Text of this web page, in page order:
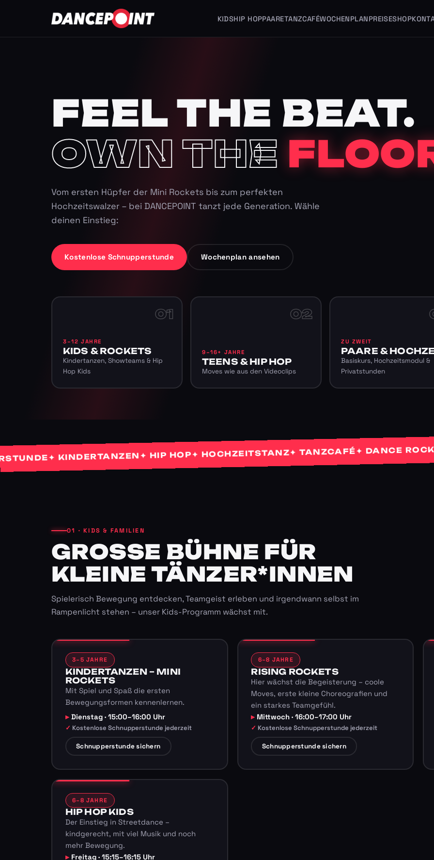
KIDSHIP HOPPAARETANZCAFÉWOCHENPLANPREISESHOP
FEEL THE BEAT.
OWN THE
Vom ersten Hüpfer der Mini Rockets bis zum perfekten
Hochzeitswalzer – bei DANCEPOINT tanzt jede Generation. Wähle
deinen Einstieg:
Kostenlose Schnupperstunde Wochenplan ansehen
01
3–12 JAHRE
KIDS & ROCKETS
Kindertanzen, Showteams & Hip
Hop Kids
02
9–16+ JAHRE
TEENS & HIP HOP
Moves wie aus den Videoclips
ZU ZWEIT
PAARE &
Basiskurs, Hochzeitsmodul &
Privatstunden
✦ KINDERTANZEN✦ HIP HOP✦ HOCHZEITSTANZ✦ TANZCAFÉ✦ DANCE ROCKETS✦
01 · KIDS & FAMILIEN
GROSSE BÜHNE FÜR K
LEINE TÄNZER*INNEN
Spielerisch Bewegung entdecken, Teamgeist erleben und irgendwann selbst im
Rampenlicht stehen – unser Kids-Programm wächst mit.
3–5 JAHRE
KINDERTANZEN – MINI
ROCKETS
Mit Spiel und Spaß die ersten
Bewegungsformen kennenlernen.
Dienstag · 15:00–16:00 Uhr
Kostenlose Schnupperstunde jederzeit
Schnupperstunde sichern
6–8 JAHRE
RISING ROCKETS
Hier wächst die Begeisterung – coole
Moves, erste kleine Choreografien und
ein starkes Teamgefühl.
Mittwoch · 16:00–17:00 Uhr
Kostenlose Schnupperstunde jederzeit
Schnupperstunde sichern
6–8 JAHRE
HIP HOP KIDS
Der Einstieg in Streetdance –
kindgerecht, mit viel Musik und noch
mehr Bewegung.
Freitag · 15:15–16:15 Uhr